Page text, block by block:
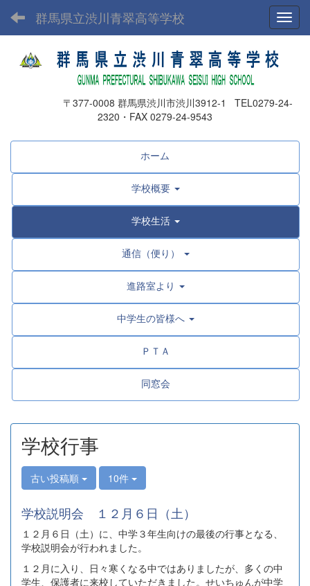
群馬県立渋川青翠高等学校
〒377-0008 群馬県渋川市渋川3912-1 TEL0279-24-
2320・FAX 0279-24-9543
ホーム
学校概要
学校生活
通信（便り）
進路室より
中学生の皆様へ
ＰＴＡ
同窓会
学校行事
古い投稿順 10件
学校説明会 １２月６日（土）
１２月６日（土）に、中学３年生向けの最後の行事となる、
学校説明会が行われました。
１２月に入り、日々寒くなる中ではありましたが、多くの中
学生、保護者に来校していただきました。せいちゅんが中学